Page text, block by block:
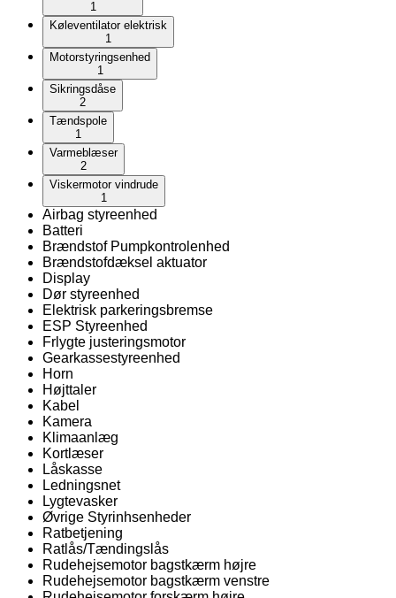
1
Køleventilator elektrisk
1
Motorstyringsenhed
1
Sikringsdåse
2
Tændspole
1
Varmeblæser
2
Viskermotor vindrude
1
Airbag styreenhed
Batteri
Brændstof Pumpkontrolenhed
Brændstofdæksel aktuator
Display
Dør styreenhed
Elektrisk parkeringsbremse
ESP Styreenhed
Frlygte justeringsmotor
Gearkassestyreenhed
Horn
Højttaler
Kabel
Kamera
Klimaanlæg
Kortlæser
Låskasse
Ledningsnet
Lygtevasker
Øvrige Styrinhsenheder
Ratbetjening
Ratlås/Tændingslås
Rudehejsemotor bagstkærm højre
Rudehejsemotor bagstkærm venstre